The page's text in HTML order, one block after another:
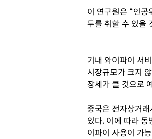
이 연구원은 “인
두를 취할 수 있을
기내 와이파이 서
시장규모가 크지
장세가 클 것으로
중국은 전자상거
있다. 이에 따라
이파이 사용이 가